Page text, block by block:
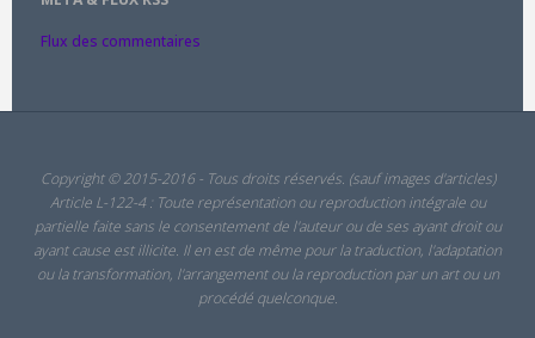
Flux des commentaires
Copyright © 2015-2016 - Tous droits réservés. (sauf images d'articles)
Article L-122-4 : Toute représentation ou reproduction intégrale ou
partielle faite sans le consentement de l'auteur ou de ses ayant droit ou
ayant cause est illicite. Il en est de même pour la traduction, l'adaptation
ou la transformation, l'arrangement ou la reproduction par un art ou un
procédé quelconque.